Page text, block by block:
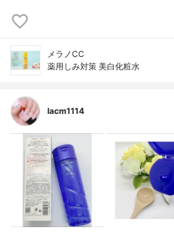
メラノCC
薬用しみ対策 美白化粧水
lacm1114